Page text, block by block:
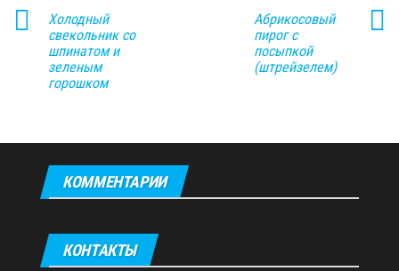
Холодный
свекольник со
шпинатом и
зеленым
горошком
Абрикосовый
пирог с
посыпкой
(штрейзелем)
КОММЕНТАРИИ
КОНТАКТЫ